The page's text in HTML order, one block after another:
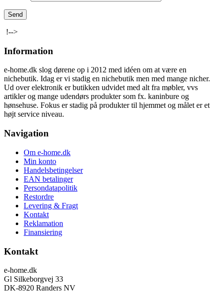
!-->
Information
e-home.dk slog dørene op i 2012 med idéen om at være en
nichebutik. Idag er vi stadig en nichebutik men med mange nicher.
Ud over elektronik er butikken udvidet med alt fra møbler, vvs
artikler og mange udendørs produkter som fx. kaninbure og
hønsehuse. Fokus er stadig på produkter til hjemmet og målet er et
højt service niveau.
Navigation
Om e-home.dk
Min konto
Handelsbetingelser
EAN betalinger
Persondatapolitik
Restordre
Levering & Fragt
Kontakt
Reklamation
Finansiering
Kontakt
e-home.dk
Gl Silkeborgvej 33
DK-8920 Randers NV